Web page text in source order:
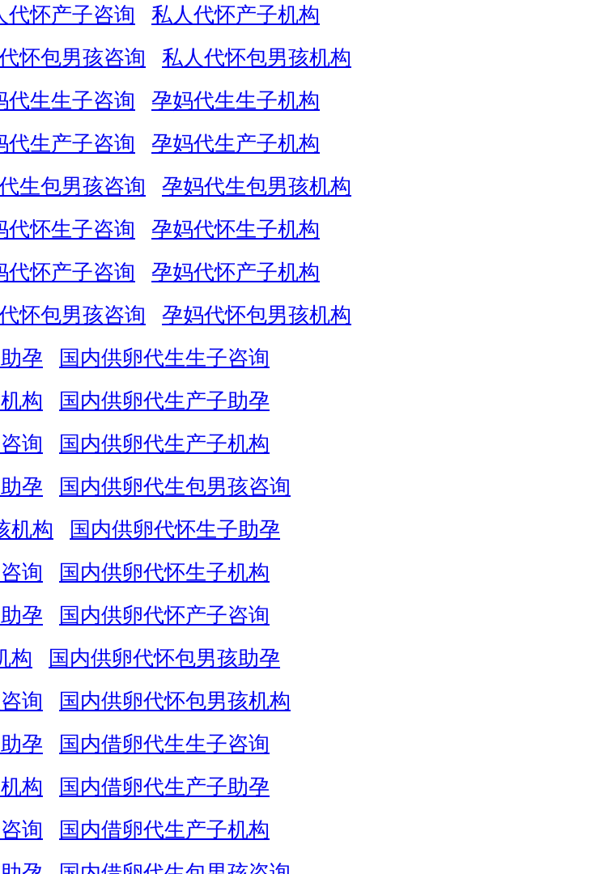
代怀产子咨询
私人代怀产子机构
怀包男孩咨询
私人代怀包男孩机构
代生生子咨询
孕妈代生生子机构
代生产子咨询
孕妈代生产子机构
生包男孩咨询
孕妈代生包男孩机构
代怀生子咨询
孕妈代怀生子机构
代怀产子咨询
孕妈代怀产子机构
怀包男孩咨询
孕妈代怀包男孩机构
孕
国内供卵代生生子咨询
构
国内供卵代生产子助孕
询
国内供卵代生产子机构
孕
国内供卵代生包男孩咨询
机构
国内供卵代怀生子助孕
询
国内供卵代怀生子机构
孕
国内供卵代怀产子咨询
构
国内供卵代怀包男孩助孕
询
国内供卵代怀包男孩机构
孕
国内借卵代生生子咨询
构
国内借卵代生产子助孕
询
国内借卵代生产子机构